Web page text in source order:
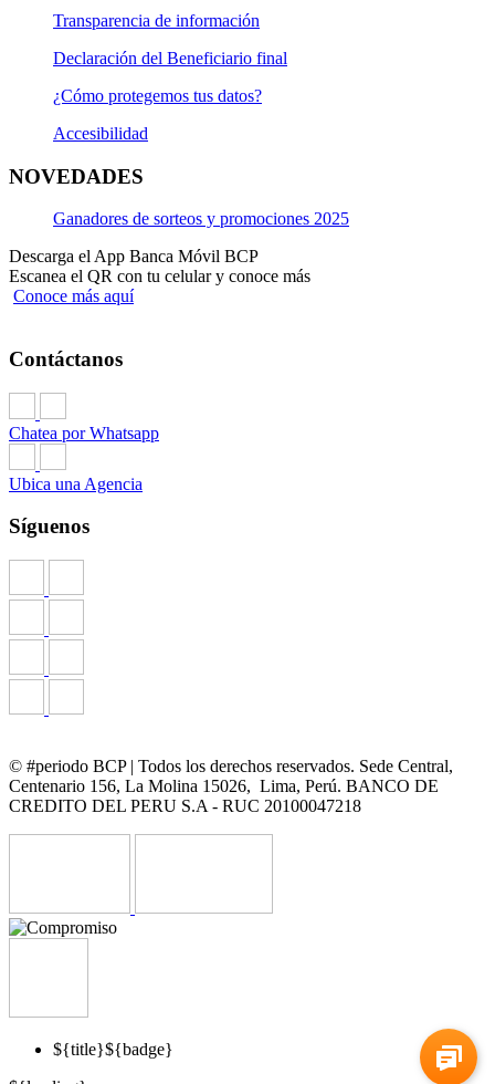
Transparencia de información
Declaración del Beneficiario final
¿Cómo protegemos tus datos?
Accesibilidad
NOVEDADES
Ganadores de sorteos y promociones 2025
Descarga el App Banca Móvil BCP
Escanea el QR con tu celular y conoce más
Conoce más aquí
Contáctanos
Chatea por Whatsapp
Ubica una Agencia
Síguenos
© #periodo BCP | Todos los derechos reservados. Sede Central,
Centenario 156, La Molina 15026, Lima, Perú. BANCO DE
CREDITO DEL PERU S.A - RUC 20100047218
${title}${badge}